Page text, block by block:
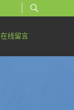
在线留言